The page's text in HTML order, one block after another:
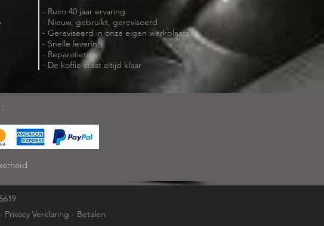
- Ruim 40 jaar ervaring
- Nieuw, gebruikt, gereviseerd
- Gereviseerd in onze eigen werkplaats
- Snelle levering
- Reparatietips
- De koffie staat altijd klaar
- Privacy Verklaring - Betalen